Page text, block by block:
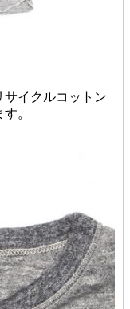
イクルコットン
。